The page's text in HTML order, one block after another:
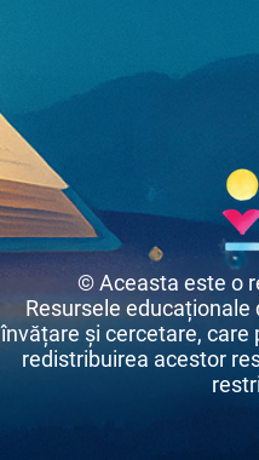
© Aceasta este o
Resursele
învățare și cercetare,
redistribuirea acestor